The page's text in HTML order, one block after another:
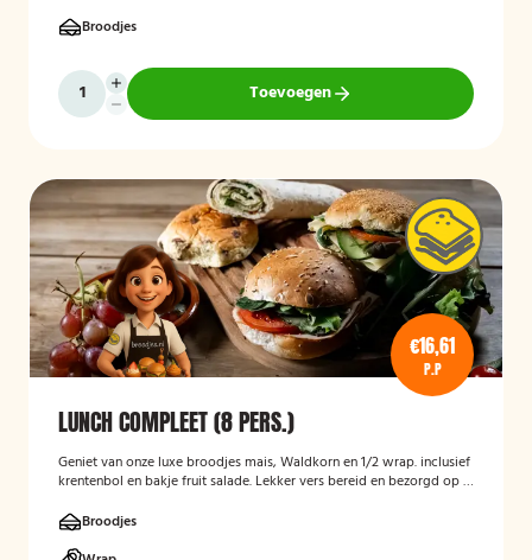
Broodjes
Toevoegen
€16,61
P.P
LUNCH COMPLEET (8 PERS.)
Geniet van onze luxe broodjes mais, Waldkorn en 1/2 wrap. inclusief
krentenbol en bakje fruit salade. Lekker vers bereid en bezorgd op je
Broodjes